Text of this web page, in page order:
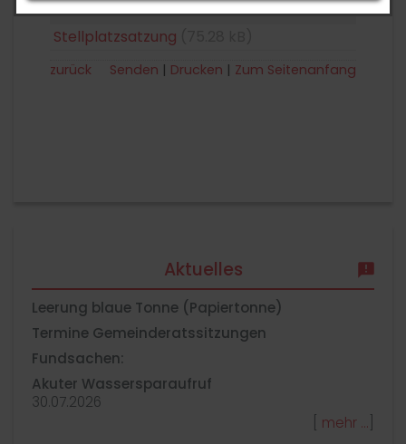
Datei
Stellplatzsatzung
zurück Senden Drucken Zum Seitenanfang
Aktuelles
Leerung blaue Tonne (Papiertonne)
Termine Gemeinderatssitzungen
Fundsachen:
Akuter Wassersparaufruf
30.​07.​2026
mehr